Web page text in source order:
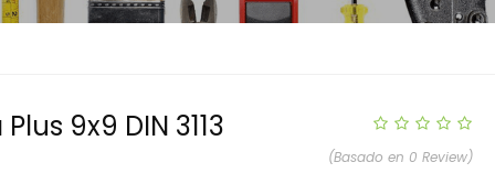
(Basado en 0 Review)
9x9 DIN 3113